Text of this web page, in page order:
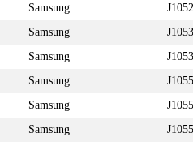
Samsung
Samsung
J1053
Samsung
Samsung
J1055
Samsung
Samsung